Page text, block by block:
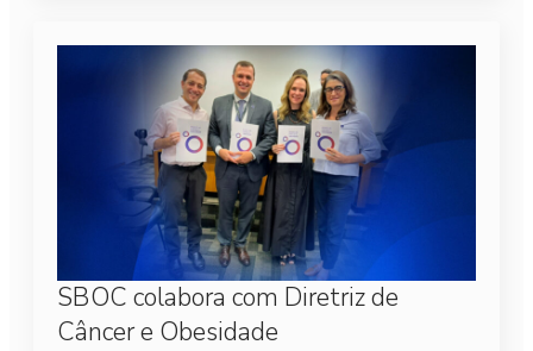
SBOC colabora com Diretriz de
Câncer e Obesidade